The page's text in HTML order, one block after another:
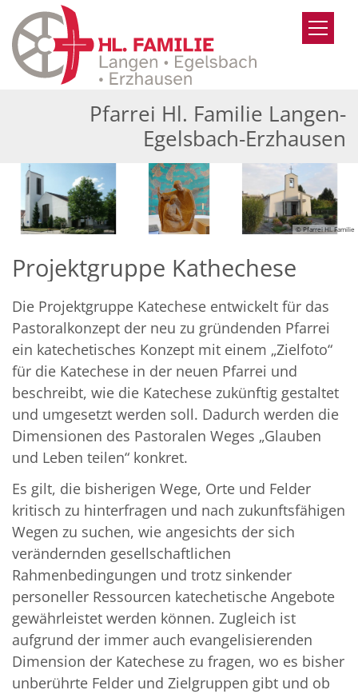
Zum Inhalt springen
Pfarrei Hl. Familie Langen-
Egelsbach-Erzhausen
© Pfarrei Hl. Familie
Projektgruppe Kathechese
Die Projektgruppe Katechese entwickelt für das
Pastoralkonzept der neu zu gründenden Pfarrei
ein katechetisches Konzept mit einem „Zielfoto“
für die Katechese in der neuen Pfarrei und
beschreibt, wie die Katechese zukünftig gestaltet
und umgesetzt werden soll. Dadurch werden die
Dimensionen des Pastoralen Weges „Glauben
und Leben teilen“ konkret.
Es gilt, die bisherigen Wege, Orte und Felder
kritisch zu hinterfragen und nach zukunftsfähigen
Wegen zu suchen, wie angesichts der sich
verändernden gesellschaftlichen
Rahmenbedingungen und trotz sinkender
personeller Ressourcen katechetische Angebote
gewährleistet werden können. Zugleich ist
aufgrund der immer auch evangelisierenden
Dimension der Katechese zu fragen, wo es bisher
unberührte Felder und Zielgruppen gibt und ob